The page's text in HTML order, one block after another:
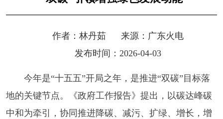
作者： 林丹茹 来源： 广东火电
发布时间：2026-04-03
今年是“十五五”开局之年，是推进“双碳”目标落
地的关键节点。《政府工作报告》提出，以碳达峰碳
中和为牵引，协同推进降碳、减污、扩绿、增长，增